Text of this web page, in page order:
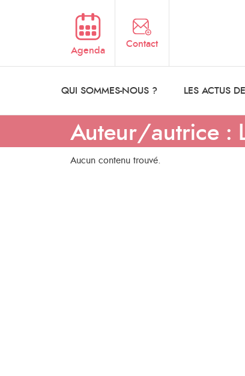
Agenda
Contact
QUI SOMMES-NOUS ? LES ACTUS
Auteur/autrice :
Aucun contenu trouvé.